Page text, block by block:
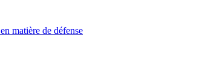
matière de défense